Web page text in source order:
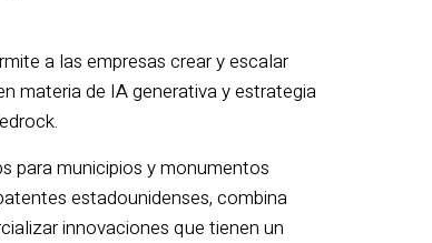
a las empresas crear y escalar
materia de IA generativa y estrategia
para municipios y monumentos
estadounidenses, combina
innovaciones que tienen un